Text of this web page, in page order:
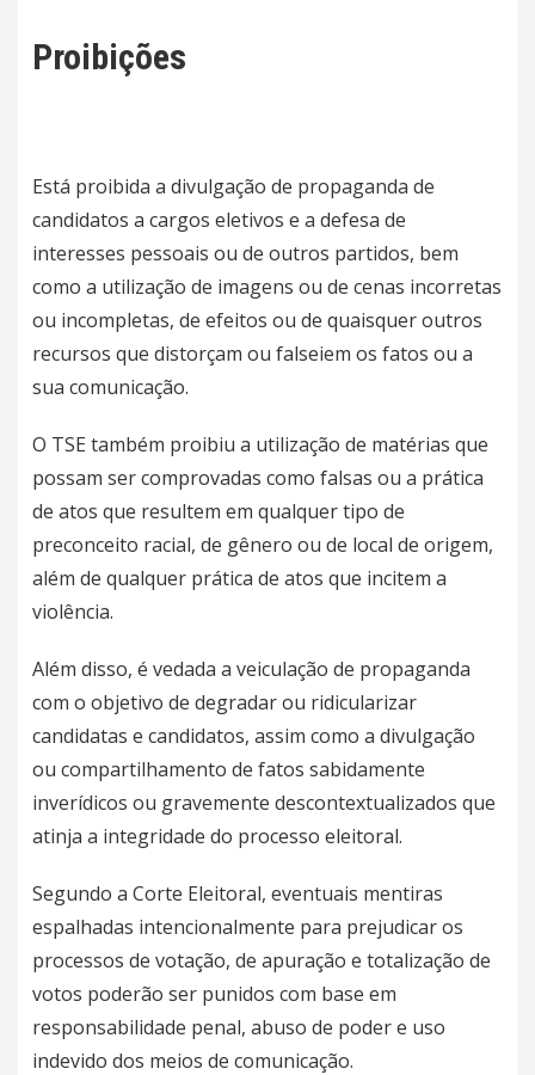
Proibições
Está proibida a divulgação de propaganda de
candidatos a cargos eletivos e a defesa de
interesses pessoais ou de outros partidos, bem
como a utilização de imagens ou de cenas incorretas
ou incompletas, de efeitos ou de quaisquer outros
recursos que distorçam ou falseiem os fatos ou a
sua comunicação.
O TSE também proibiu a utilização de matérias que
possam ser comprovadas como falsas ou a prática
de atos que resultem em qualquer tipo de
preconceito racial, de gênero ou de local de origem,
além de qualquer prática de atos que incitem a
violência.
Além disso, é vedada a veiculação de propaganda
com o objetivo de degradar ou ridicularizar
candidatas e candidatos, assim como a divulgação
ou compartilhamento de fatos sabidamente
inverídicos ou gravemente descontextualizados que
atinja a integridade do processo eleitoral.
Segundo a Corte Eleitoral, eventuais mentiras
espalhadas intencionalmente para prejudicar os
processos de votação, de apuração e totalização de
votos poderão ser punidos com base em
responsabilidade penal, abuso de poder e uso
indevido dos meios de comunicação.